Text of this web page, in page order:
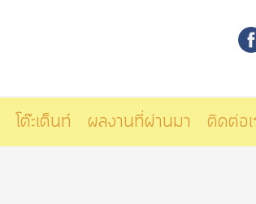
โต๊ะเต็นท์ ผลงานที่ผ่านมา ติดต่อเ